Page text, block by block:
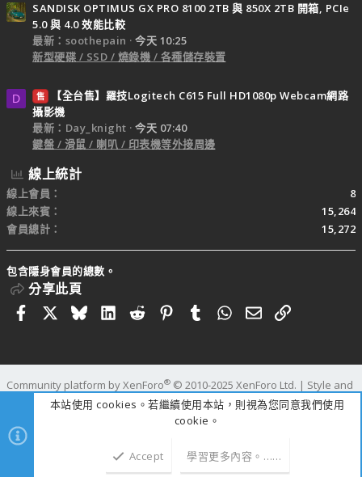
SANDISK OPTIMUS GX PRO 8100 2TB 與 850X 2TB 開箱, PCIe
5.0 與 4.0 效能比較
最新：soothepain
今天 10:25
新型硬碟 / SSD / 燒錄機 / 各種儲存裝置
D 售
【全台售】羅技Logitech C615 Full HD1080p Webcam網路
攝影機
最新：Day_knight
今天 07:40
鍵盤 / 滑鼠 / 喇叭 / 印表機等外接周邊
線上統計
線上會員
8
線上來賓
15,264
會員總計
15,272
包含隱身會員的總數。
分享此頁
FacebookBlueskyLinkedIn
RedditPinterestTumblrWhatsApp
電子郵件
連結
Community platform by XenForo® © 2010-2025 XenForo Ltd. | Style and
add-ons by ThemeHouse
時間 0.3426s
本站使用 cookies。若繼續使用本站，則視為您同意我們使用
cookie。
Accept 學習更多內容。……